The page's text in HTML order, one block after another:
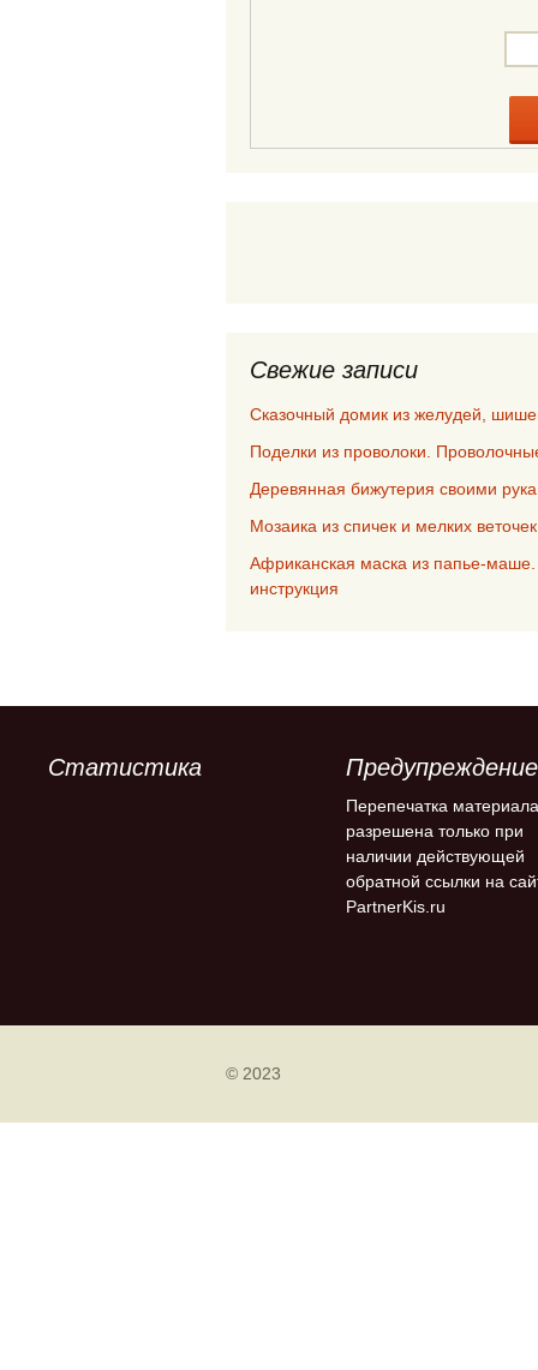
Свежие записи
Сказочный домик из желудей,
Поделки из проволоки.
Деревянная бижутерия своими
Мозаика из спичек и мелких
Африканская маска из папье-
инструкция
Статистика Предупреждение
Перепечатка материала
разрешена только при
наличии действующей
обратной ссылки на
PartnerKis.ru
© 2023